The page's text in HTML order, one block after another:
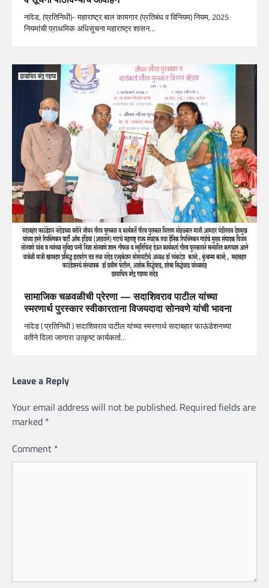
नांदेड, (प्रतिनिधी)- महाराष्ट्र बाल कामगार (प्रतिबंध व विनियम) नियम, 2025
नियमांची प्राथमिक अधिसूचना महाराष्ट्र शासन…
सामाजिक चळवळीची प्रेरणा — सदाशिवराव पाटील यांच्या
स्मरणार्थ पुरस्कार स्वीकारताना विजयदादा सोनवणे यांची भावना
नांदेड ( प्रतिनिधी ) सदाशिवराव पाटील यांच्या स्मरणार्थ सदाबहार फाऊंडेशनच्या
वतीने दिला जाणारा उत्कृष्ट कार्यकर्ता…
Leave a Reply
Your email address will not be published. Required fields are
marked *
Comment *